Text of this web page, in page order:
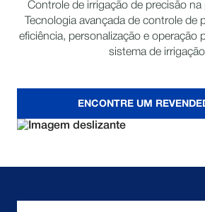
Controle de irrigação de precisão
Tecnologia avançada de controle de
eficiência, personalização e operação
sistema de
ENCONTRE UM